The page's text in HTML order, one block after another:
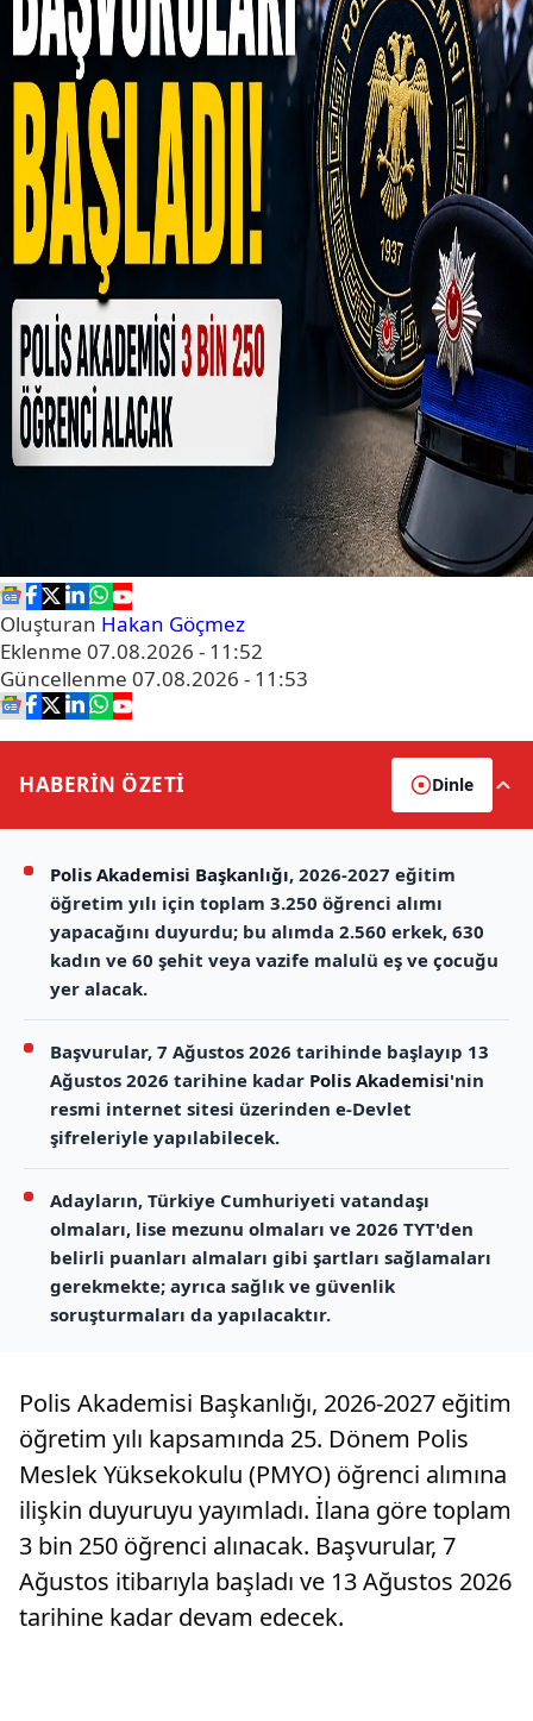
Oluşturan Hakan Göçmez
Eklenme 07.08.2026 - 11:52
Güncellenme 07.08.2026 - 11:53
HABERİN ÖZETİ Dinle
Polis Akademisi Başkanlığı, 2026-2027 eğitim
öğretim yılı için toplam 3.250 öğrenci alımı
yapacağını duyurdu; bu alımda 2.560 erkek, 630
kadın ve 60 şehit veya vazife malulü eş ve çocuğu
yer alacak.
Başvurular, 7 Ağustos 2026 tarihinde başlayıp 13
Ağustos 2026 tarihine kadar Polis Akademisi'nin
resmi internet sitesi üzerinden e-Devlet
şifreleriyle yapılabilecek.
Adayların, Türkiye Cumhuriyeti vatandaşı
olmaları, lise mezunu olmaları ve 2026 TYT'den
belirli puanları almaları gibi şartları sağlamaları
gerekmekte; ayrıca sağlık ve güvenlik
soruşturmaları da yapılacaktır.
Polis Akademisi Başkanlığı, 2026-2027 eğitim
öğretim yılı kapsamında 25. Dönem Polis
Meslek Yüksekokulu (PMYO) öğrenci alımına
ilişkin duyuruyu yayımladı. İlana göre toplam
3 bin 250 öğrenci alınacak. Başvurular, 7
Ağustos itibarıyla başladı ve 13 Ağustos 2026
tarihine kadar devam edecek.